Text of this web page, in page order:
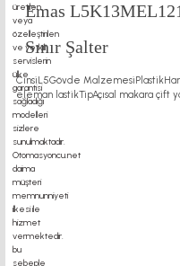
Emas
Sınır Şalter
CinsiL5Gövde
eleman lastikTipAçısal makara çift
motor kaplin fiyatları, sigma profil,